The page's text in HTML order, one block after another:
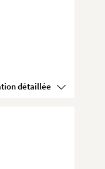
Voir la présentation détaillée